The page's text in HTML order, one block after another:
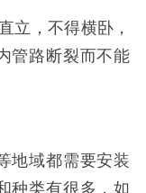
，不得横卧，
管路断裂而不能
域都需要安装
种类有很多，如